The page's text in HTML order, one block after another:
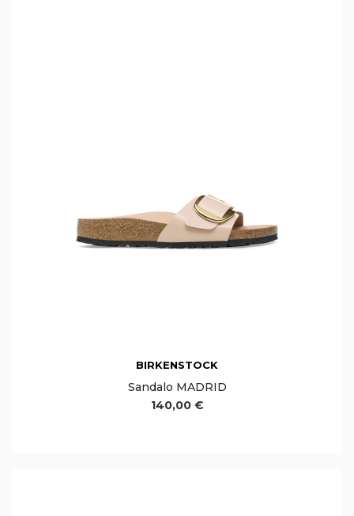
BIRKENSTOCK
Sandalo MADRID
140,00 €